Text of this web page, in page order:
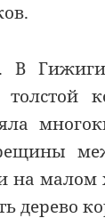
В
малом
дерево